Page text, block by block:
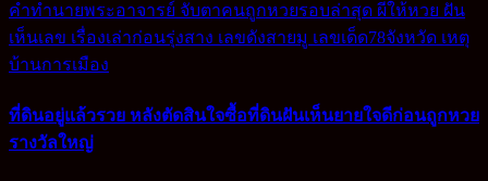
คำทำนายพระอาจารย์ จับตาคนถูกหวยรอบล่าสุด ผีให้หวย ฝัน
เห็นเลข เรื่องเล่าก่อนรุ่งสาง เลขดังสายมู เลขเด็ด78จังหวัด เหตุ
บ้านการเมือง
ที่ดินอยู่แล้วรวย หลังตัดสินใจซื้อที่ดินฝันเห็นยายใจดีก่อนถูกหวย
รางวัลใหญ่